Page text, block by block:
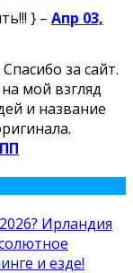
} – Апр 03,
за сайт.
мой взгляд
и название